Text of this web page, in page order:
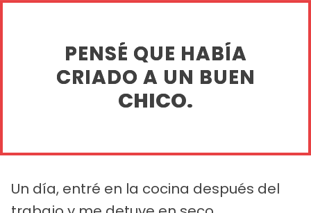
PENSÉ QUE HABÍA
CRIADO A UN BUEN
CHICO.
Un día, entré en la cocina después del